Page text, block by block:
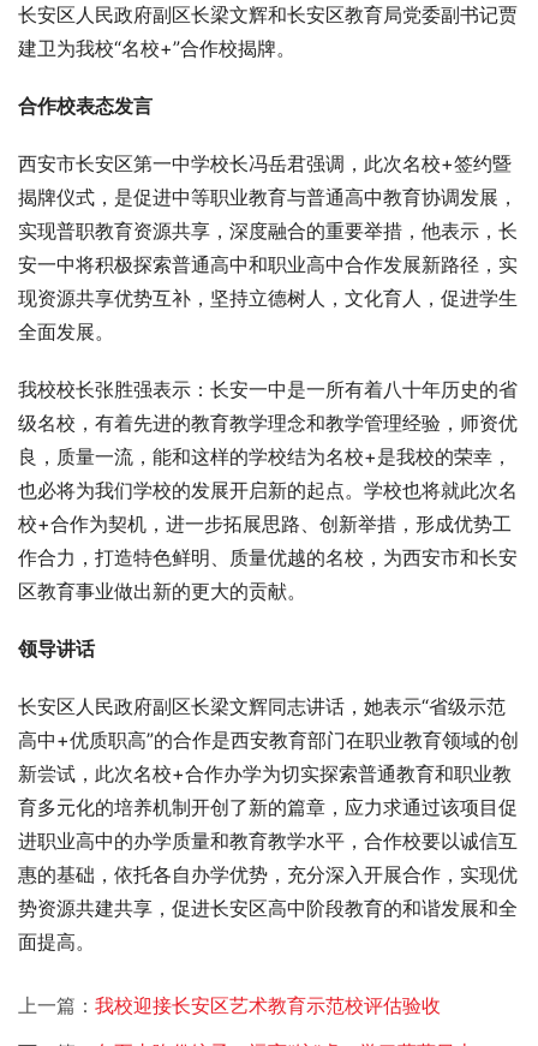
长安区人民政府副区长梁文辉和长安区教育局党委副书记贾
建卫为我校“名校+”合作校揭牌。
合作校表态发言
西安市长安区第一中学校长冯岳君强调，此次名校+签约暨
揭牌仪式，是促进中等职业教育与普通高中教育协调发展，
实现普职教育资源共享，深度融合的重要举措，他表示，长
安一中将积极探索普通高中和职业高中合作发展新路径，实
现资源共享优势互补，坚持立德树人，文化育人，促进学生
全面发展。
我校校长张胜强表示：长安一中是一所有着八十年历史的省
级名校，有着先进的教育教学理念和教学管理经验，师资优
良，质量一流，能和这样的学校结为名校+是我校的荣幸，
也必将为我们学校的发展开启新的起点。学校也将就此次名
校+合作为契机，进一步拓展思路、创新举措，形成优势工
作合力，打造特色鲜明、质量优越的名校，为西安市和长安
区教育事业做出新的更大的贡献。
领导讲话
长安区人民政府副区长梁文辉同志讲话，她表示“省级示范
高中+优质职高”的合作是西安教育部门在职业教育领域的创
新尝试，此次名校+合作办学为切实探索普通教育和职业教
育多元化的培养机制开创了新的篇章，应力求通过该项目促
进职业高中的办学质量和教育教学水平，合作校要以诚信互
惠的基础，依托各自办学优势，充分深入开展合作，实现优
势资源共建共享，促进长安区高中阶段教育的和谐发展和全
面提高。
上一篇： 我校迎接长安区艺术教育示范校评估验收